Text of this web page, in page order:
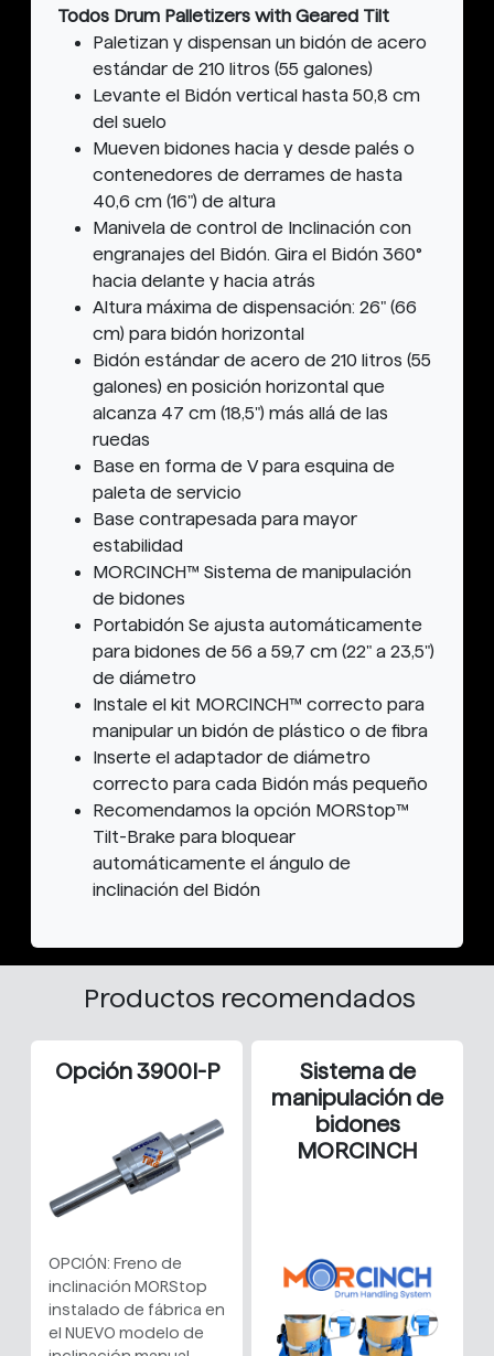
Todos Drum Palletizers with Geared Tilt
Paletizan y dispensan un bidón de acero
estándar de 210 litros (55 galones)
Levante el Bidón vertical hasta 50,8 cm
del suelo
Mueven bidones hacia y desde palés o
contenedores de derrames de hasta
40,6 cm (16") de altura
Manivela de control de Inclinación con
engranajes del Bidón. Gira el Bidón 360°
hacia delante y hacia atrás
Altura máxima de dispensación: 26" (66
cm) para bidón horizontal
Bidón estándar de acero de 210 litros (55
galones) en posición horizontal que
alcanza 47 cm (18,5") más allá de las
ruedas
Base en forma de V para esquina de
paleta de servicio
Base contrapesada para mayor
estabilidad
MORCINCH™ Sistema de manipulación
de bidones
Portabidón Se ajusta automáticamente
para bidones de 56 a 59,7 cm (22" a 23,5")
de diámetro
Instale el kit MORCINCH™ correcto para
manipular un bidón de plástico o de fibra
Inserte el adaptador de diámetro
correcto para cada Bidón más pequeño
Recomendamos la opción MORStop™
Tilt-Brake para bloquear
automáticamente el ángulo de
inclinación del Bidón
Productos recomendados
Opción 3900I-P
OPCIÓN: Freno de
inclinación MORStop
instalado de fábrica en
el NUEVO modelo de
Sistema de
manipulación de
bidones
MORCINCH